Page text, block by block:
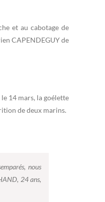
et au cabotage de
CAPENDEGUY de
14 mars, la goélette
de deux marins.
nous
24 ans,